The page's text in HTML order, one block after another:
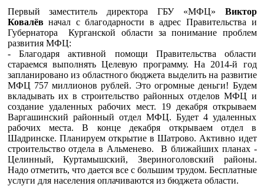
Первый заместитель директора ГБУ «МФЦ» Виктор
Ковалёвначал с благодарности в адрес Правительства и
Губернатора Курганской области за понимание проблем
развития МФЦ:
- Благодаря активной помощи Правительства области
стараемся выполнять Целевую программу. На 2014-й год
запланировано из областного бюджета выделить на развитие
МФЦ 757 миллионов рублей. Это огромные деньги! Будем
вкладывать их в строительство районных отделов МФЦ и
создание удаленных рабочих мест. 19 декабря открываем
Варгашинский районный отдел МФЦ. Будет 4 удаленных
рабочих места. В конце декабря открываем отдел в
Шадринске. Планируем открытие в Шатрово. Активно идет
строительство отдела в Альменево. В ближайших планах -
Целинный, Куртамышский, Звериноголовский районы.
Надо отметить, что дается все с большим трудом. Бесплатные
услуги для населения оплачиваются из бюджета области.